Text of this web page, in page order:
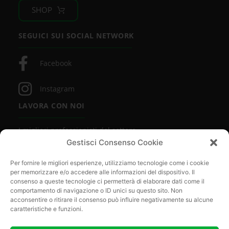
Gestisci Consenso Cookie
Per fornire le migliori esperienze, utilizziamo tecnologie come i cookie
per memorizzare e/o accedere alle informazioni del dispositivo. Il
consenso a queste tecnologie ci permetterà di elaborare dati come il
comportamento di navigazione o ID unici su questo sito. Non
acconsentire o ritirare il consenso può influire negativamente su alcune
caratteristiche e funzioni.
SHOP
SEGUICI SUI SOCIAL NETWORK
Facebook
Instagram
LAVORA CON NOI
I migliori professionisti del settore
lavorano con noi. Vuoi essere uno di loro?